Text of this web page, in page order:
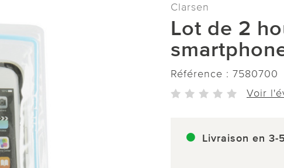
Clarsen
Lot de 2
Référence : 7580700
Voir
Livraison en 3-